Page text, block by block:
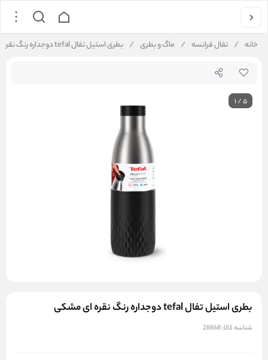
خانه / تفال فرانسه / ماگ و بطری / بطری استیل تفال tefal دوجداره رنگ نقره ای مشکی
1/5
بطری استیل تفال tefal دوجداره رنگ نقره ای مشکی
شناسه کالا:28868